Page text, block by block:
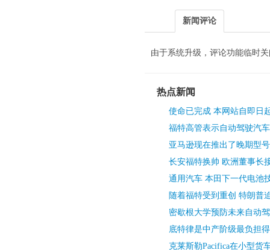
新闻评论
由于系统升级，评论功能临时
热点新闻
使命已完成 本网站自即日
福特高管表示自动驾驶汽
亚马逊现在推出了晚期型
长安福特换帅 欧洲董事长
通用汽车 本田下一代电池
随着福特受到重创 特朗普
密歇根大学预防未来自动
底特律是中产阶级最负担
克莱斯勒Pacifica在小型货